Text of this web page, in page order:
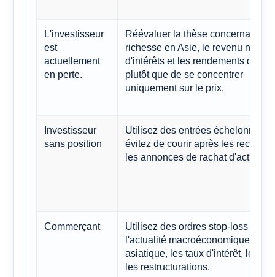
L'investisseur
est
actuellement
en perte.
Réévaluer la thèse concernant la
richesse en Asie, le revenu net
d'intérêts et les rendements du
plutôt que de se concentrer
uniquement sur le prix.
Investisseur
sans position
Utilisez des entrées échelonnées
évitez de courir après les records
les annonces de rachat d'actions.
Commerçant
Utilisez des ordres stop-loss et
l'actualité macroéconomique
asiatique, les taux d'intérêt, le
les restructurations.